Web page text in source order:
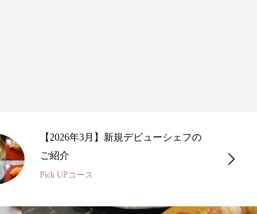
三彩の美食 ─ 和・仏・伊が織りなす
格別のひととき
Pick UPコース